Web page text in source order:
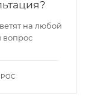
на любой